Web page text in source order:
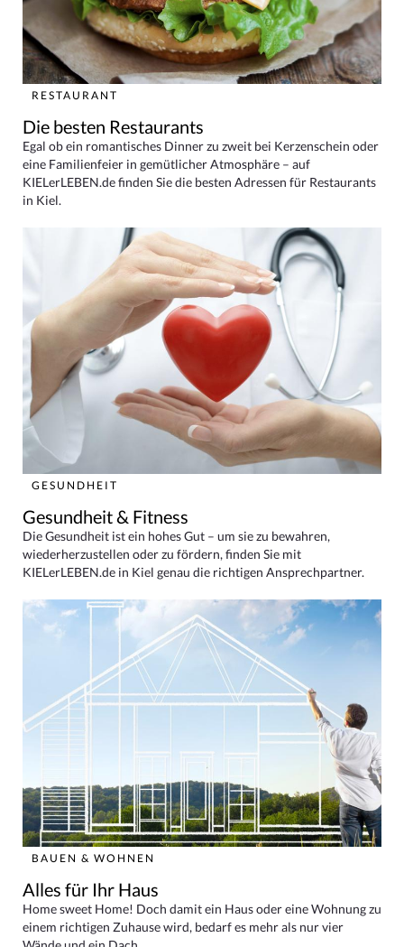
RESTAURANT
Die besten Restaurants
Egal ob ein romantisches Dinner zu zweit bei Kerzenschein oder
eine Familienfeier in gemütlicher Atmosphäre – auf
KIELerLEBEN.de finden Sie die besten Adressen für Restaurants
in Kiel.
GESUNDHEIT
Gesundheit & Fitness
Die Gesundheit ist ein hohes Gut – um sie zu bewahren,
wiederherzustellen oder zu fördern, finden Sie mit
KIELerLEBEN.de in Kiel genau die richtigen Ansprechpartner.
BAUEN & WOHNEN
Alles für Ihr Haus
Home sweet Home! Doch damit ein Haus oder eine Wohnung zu
einem richtigen Zuhause wird, bedarf es mehr als nur vier